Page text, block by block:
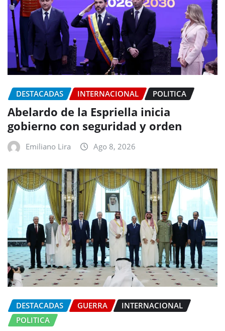
DESTACADAS INTERNACIONAL POLITICA
Abelardo de la Espriella inicia
gobierno con seguridad y orden
Emiliano Lira Ago 8, 2026
DESTACADAS GUERRA
INTERNACIONAL
POLITICA